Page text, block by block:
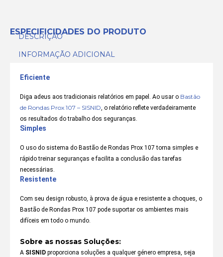
ESPECIFICIDADES DO PRODUTO
DESCRIÇÃO
INFORMAÇÃO ADICIONAL
Eficiente
Diga adeus aos tradicionais relatórios em papel. Ao usar o Bastão
de Rondas Prox 107 – SISNID, o relatório reflete verdadeiramente
os resultados do trabalho dos seguranças.
Simples
O uso do sistema do Bastão de Rondas Prox 107 torna simples e
rápido treinar seguranças e facilita a conclusão das tarefas
necessárias.
Resistente
Com seu design robusto, à prova de água e resistente a choques, o
Bastão de Rondas Prox 107 pode suportar os ambientes mais
difíceis em todo o mundo.
Sobre as nossas Soluções:
A SISNID proporciona soluções a qualquer género empresa, seja